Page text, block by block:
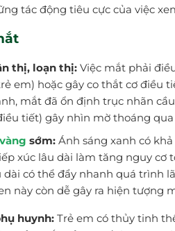
tác động tiêu cực của việc
thị, loạn thị: Việc mắt phải
em) hoặc gây co thắt cơ điều
mắt đã ổn định trục nhãn
tiết) gây nhìn mờ thoáng qua
sớm: Ánh sáng xanh có
xúc lâu dài làm tăng nguy
dài có thể đẩy nhanh quá trình
này còn dễ gây ra hiện
huynh:Trẻ em có thủy tinh